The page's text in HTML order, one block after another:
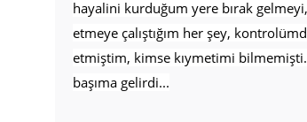
hayalini kurduğum yere bırak
etmeye çalıştığım her şey,
etmiştim, kimse kıymetimi
başıma gelirdi...